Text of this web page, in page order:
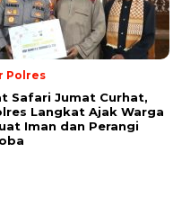
Polres
Safari Jumat Curhat,
Langkat Ajak Warga
Iman dan Perangi